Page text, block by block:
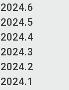
2024.6
2024.5
2024.4
2024.3
2024.2
2024.1